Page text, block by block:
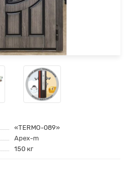
«TERMO-089»
Apex-m
150 кг